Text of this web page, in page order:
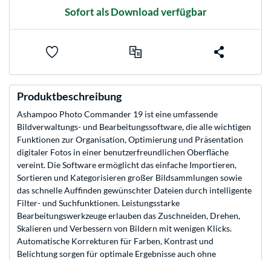
Sofort als Download verfügbar
Produktbeschreibung
Ashampoo Photo Commander 19 ist eine umfassende
Bildverwaltungs- und Bearbeitungssoftware, die alle wichtigen
Funktionen zur Organisation, Optimierung und Präsentation
digitaler Fotos in einer benutzerfreundlichen Oberfläche
vereint. Die Software ermöglicht das einfache Importieren,
Sortieren und Kategorisieren großer Bildsammlungen sowie
das schnelle Auffinden gewünschter Dateien durch intelligente
Filter- und Suchfunktionen. Leistungsstarke
Bearbeitungswerkzeuge erlauben das Zuschneiden, Drehen,
Skalieren und Verbessern von Bildern mit wenigen Klicks.
Automatische Korrekturen für Farben, Kontrast und
Belichtung sorgen für optimale Ergebnisse auch ohne